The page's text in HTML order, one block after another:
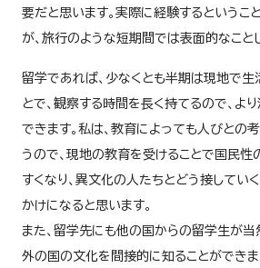
要だと思います。実際に経験するというこ
が、旅行のような短期間では表面的なこと
留学であれば、少なくとも半期は現地で生
とで、観察する時間を長く持てるので、よ
できます。私は、教育によっても人びとの
うので、現地の教育を受けることで国民性
すくなり、異文化の人たちとどう接してい
かけになると思います。
また、留学先にも他の国からの留学生が当
外の国の文化を間接的に知ることができま